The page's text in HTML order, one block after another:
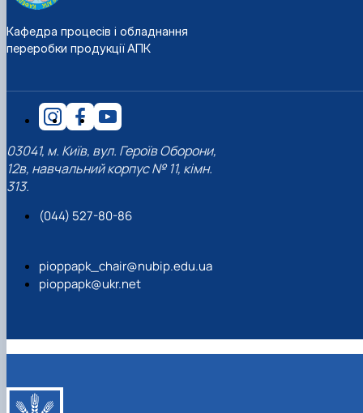
Кафедра процесів і обладнання
переробки продукції АПК
03041, м. Київ, вул. Героїв Оборони,
12в, навчальний корпус № 11, кімн.
313.
(044) 527-80-86
pioppapk_chair@nubip.edu.ua
pioppapk@ukr.net